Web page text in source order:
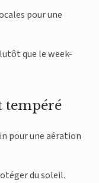
pour une
que le week-
tempéré
pour une aération
du soleil.